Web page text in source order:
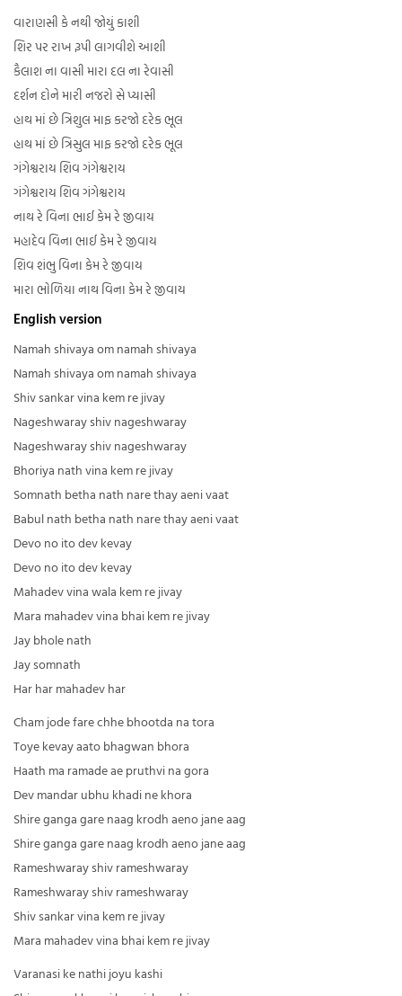
વારાણસી કે નથી જોયું કાશી
શિર પર રાખ રૂપી લાગવીશે આશી
કૈલાશ ના વાસી મારા દલ ના રેવાસી
દર્શન દોને મારી નજરો સે પ્યાસી
હાથ માં છે ત્રિશુલ માફ કરજો દરેક ભૂલ
હાથ માં છે ત્રિસુલ માફ કરજો દરેક ભૂલ
ગંગેશ્વરાય શિવ ગંગેશ્વરાય
ગંગેશ્વરાય શિવ ગંગેશ્વરાય
નાથ રે વિના ભાઈ કેમ રે જીવાય
મહાદેવ વિના ભાઈ કેમ રે જીવાય
શિવ શંભુ વિના કેમ રે જીવાય
મારા ભોળિયા નાથ વિના કેમ રે જીવાય
English version
Namah shivaya om namah shivaya
Namah shivaya om namah shivaya
Shiv sankar vina kem re jivay
Nageshwaray shiv nageshwaray
Nageshwaray shiv nageshwaray
Bhoriya nath vina kem re jivay
Somnath betha nath nare thay aeni vaat
Babul nath betha nath nare thay aeni vaat
Devo no ito dev kevay
Devo no ito dev kevay
Mahadev vina wala kem re jivay
Mara mahadev vina bhai kem re jivay
Jay bhole nath
Jay somnath
Har har mahadev har
Cham jode fare chhe bhootda na tora
Toye kevay aato bhagwan bhora
Haath ma ramade ae pruthvi na gora
Dev mandar ubhu khadi ne khora
Shire ganga gare naag krodh aeno jane aag
Shire ganga gare naag krodh aeno jane aag
Rameshwaray shiv rameshwaray
Rameshwaray shiv rameshwaray
Shiv sankar vina kem re jivay
Mara mahadev vina bhai kem re jivay
Varanasi ke nathi joyu kashi